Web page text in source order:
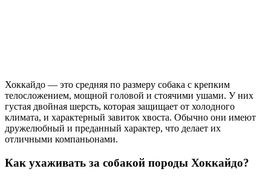
Хоккайдо — это средняя по размеру собака с крепким
телосложением, мощной головой и стоячими ушами. У них
густая двойная шерсть, которая защищает от холодного
климата, и характерный завиток хвоста. Обычно они имеют
дружелюбный и преданный характер, что делает их
отличными компаньонами.
Как ухаживать за собакой породы Хоккайдо?